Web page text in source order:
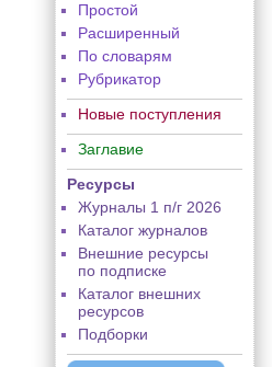
Простой
Расширенный
По словарям
Рубрикатор
Новые поступления
Заглавие
Ресурсы
Журналы 1 п/г 2026
Каталог журналов
Внешние ресурсы
по подписке
Каталог внешних
ресурсов
Подборки